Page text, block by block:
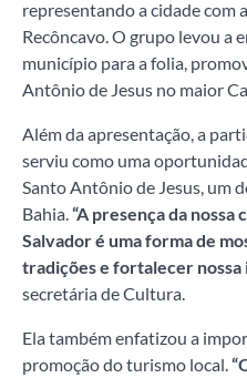
representando a cidade com
Recôncavo. O grupo levou a
município para a folia,
Antônio de Jesus no maior
Além da apresentação, a
serviu como uma
Santo Antônio de Jesus, um
Bahia.“A presença da
Salvador é uma forma de
tradições e fortalecer nossa
secretária de Cultura.
Ela também enfatizou a
promoção do turismo local.